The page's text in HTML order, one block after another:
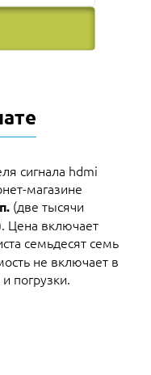
сигнала hdmi
магазине
(две тысячи
Цена включает
семьдесят семь
не включает в
погрузки.